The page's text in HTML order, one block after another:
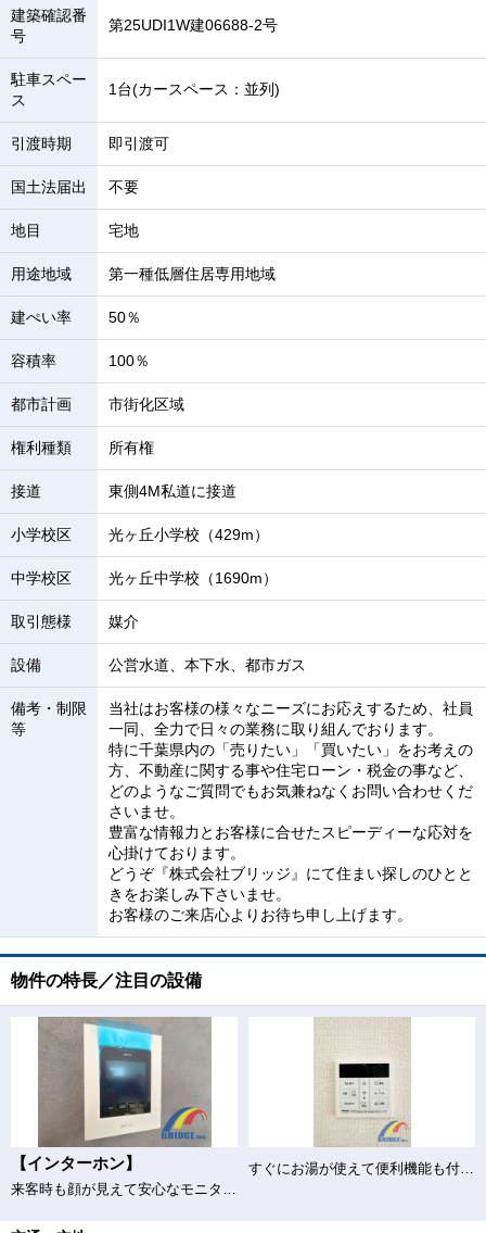
建築確認番
号
第25UDI1W建06688-2号
駐車スペー
ス
1台(カースペース：並列)
引渡時期 即引渡可
国土法届出 不要
地目 宅地
用途地域 第一種低層住居専用地域
建ぺい率 50％
容積率 100％
都市計画 市街化区域
権利種類 所有権
接道 東側4M私道に接道
小学校区 光ヶ丘小学校（429m）
中学校区 光ヶ丘中学校（1690m）
取引態様 媒介
設備 公営水道、本下水、都市ガス
備考・制限
等
当社はお客様の様々なニーズにお応えするため、社員
一同、全力で日々の業務に取り組んでおります。
特に千葉県内の「売りたい」「買いたい」をお考えの
方、不動産に関する事や住宅ローン・税金の事など、
どのようなご質問でもお気兼ねなくお問い合わせくだ
さいませ。
豊富な情報力とお客様に合せたスピーディーな応対を
心掛けております。
どうぞ『株式会社ブリッジ』にて住まい探しのひとと
きをお楽しみ下さいませ。
お客様のご来店心よりお待ち申し上げます。
物件の特長／注目の設備
【インターホン】
来客時も顔が見えて安心なモニター付きインターホン
すぐにお湯が使えて便利機能も付き給湯器♪